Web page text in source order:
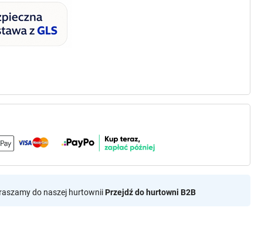
do naszej hurtowniiPrzejdź do hurtowni B2B